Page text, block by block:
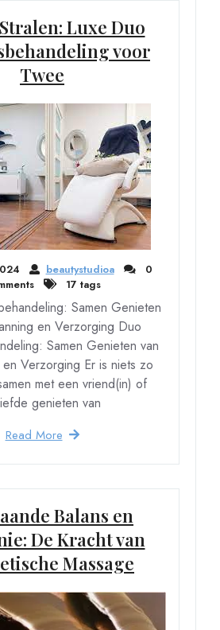
Luxe Duo
voor
Twee
beautystudioa
0
17 tags
Samen Genieten
en Verzorging Duo
Samen Genieten van
Verzorging Er is niets zo
met een vriend(in) of
genieten van
Read More
Balans en
De Kracht van
Massage